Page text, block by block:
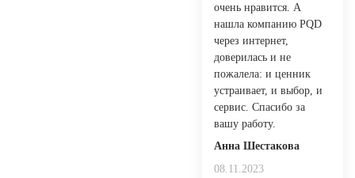
очень нравится. А
нашла компанию PQD
через интернет,
доверилась и не
пожалела: и ценник
устраивает, и выбор, и
сервис. Спасибо за
вашу работу.
Анна Шестакова
08.11.2023